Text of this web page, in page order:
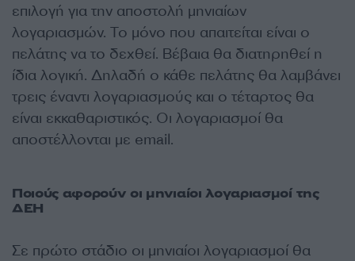
επιλογή για την αποστολή μηνιαίων
λογαριασμών. Το μόνο που απαιτείται είναι ο
πελάτης να το δεχθεί. Βέβαια θα διατηρηθεί η
ίδια λογική. Δηλαδή ο κάθε πελάτης θα λαμβάνει
τρεις έναντι λογαριασμούς και ο τέταρτος θα
είναι εκκαθαριστικός. Οι λογαριασμοί θα
αποστέλλονται με email.
Ποιούς αφορούν οι μηνιαίοι λογαριασμοί της
ΔΕΗ
Σε πρώτο στάδιο οι μηνιαίοι λογαριασμοί θα